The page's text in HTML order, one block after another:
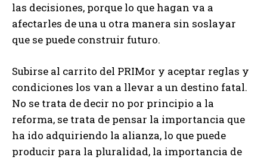
las decisiones, porque lo que hagan va a
afectarles de una u otra manera sin soslayar
que se puede construir futuro.
Subirse al carrito del PRIMor y aceptar reglas y
condiciones los van a llevar a un destino fatal.
No se trata de decir no por principio a la
reforma, se trata de pensar la importancia que
ha ido adquiriendo la alianza, lo que puede
producir para la pluralidad, la importancia de